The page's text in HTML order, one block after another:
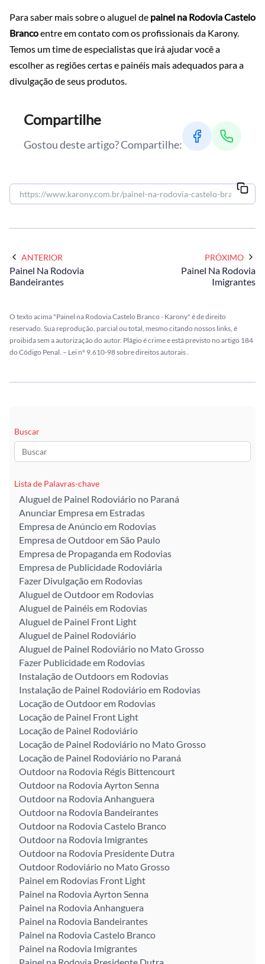
Para saber mais sobre o aluguel de painel na Rodovia Castelo
Brancoentre em contato com os profissionais da Karony.
Temos um time de especialistas que irá ajudar você a
escolher as regiões certas e painéis mais adequados para a
divulgação de seus produtos.
Compartilhe
Gostou deste artigo? Compartilhe:
ANTERIOR
Painel Na Rodovia
Bandeirantes
PRÓXIMO
Painel Na Rodovia
Imigrantes
O texto acima "Painel na Rodovia Castelo Branco - Karony" é de direito
reservado. Sua reprodução, parcial ou total, mesmo citando nossos links, é
proibida sem a autorização do autor. Plágio é crime e está previsto no artigo 184
do Código Penal. – Lei n° 9.610-98 sobre direitos autorais
Buscar
Lista de Palavras-chave
Aluguel de Painel Rodoviário no Paraná
Anunciar Empresa em Estradas
Empresa de Anúncio em Rodovias
Empresa de Outdoor em São Paulo
Empresa de Propaganda em Rodovias
Empresa de Publicidade Rodoviária
Fazer Divulgação em Rodovias
Aluguel de Outdoor em Rodovias
Aluguel de Painéis em Rodovias
Aluguel de Painel Front Light
Aluguel de Painel Rodoviário
Aluguel de Painel Rodoviário no Mato Grosso
Fazer Publicidade em Rodovias
Instalação de Outdoors em Rodovias
Instalação de Painel Rodoviário em Rodovias
Locação de Outdoor em Rodovias
Locação de Painel Front Light
Locação de Painel Rodoviário
Locação de Painel Rodoviário no Mato Grosso
Locação de Painel Rodoviário no Paraná
Outdoor na Rodovia Régis Bittencourt
Outdoor na Rodovia Ayrton Senna
Outdoor na Rodovia Anhanguera
Outdoor na Rodovia Bandeirantes
Outdoor na Rodovia Castelo Branco
Outdoor na Rodovia Imigrantes
Outdoor na Rodovia Presidente Dutra
Outdoor Rodoviário no Mato Grosso
Painel em Rodovias Front Light
Painel na Rodovia Ayrton Senna
Painel na Rodovia Anhanguera
Painel na Rodovia Bandeirantes
Painel na Rodovia Castelo Branco
Painel na Rodovia Imigrantes